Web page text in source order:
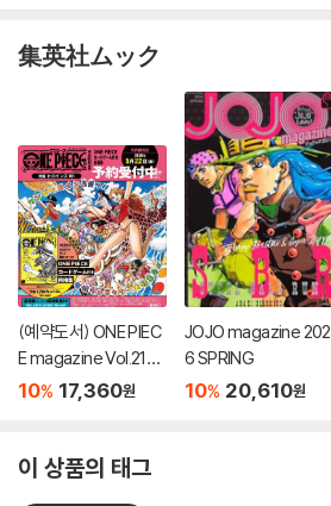
集英社ムック
(예약도서) ONE PIEC
E magazine Vol.21
(출판사 사정으로 12월
10% 17,360원
JOJO magazine 202
6 SPRING
10% 20,610원
이 상품의 태그